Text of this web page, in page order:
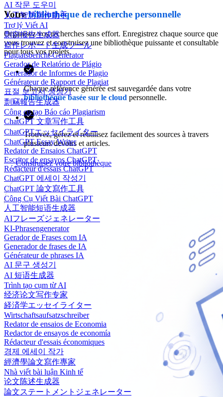
AI 작문 도우미
人工智慧寫作助手
Trợ lý Viết AI
剽窃报告生成器
盗作レポート生成ツール
Plagiatsbericht-Generator
Gerador de Relatório de Plágio
Generador de Informes de Plagio
Générateur de Rapport de Plagiat
표절 보고서 생성기
剽竊報告生成器
Công cụ tạo Báo cáo Plagiarism
ChatGPT 文章写作工具
ChatGPTエッセイライター
ChatGPT Essay Writer
Redator de Ensaios ChatGPT
Escritor de ensayos ChatGPT
Rédacteur d'essais ChatGPT
ChatGPT 에세이 작성기
ChatGPT 論文寫作工具
Công Cụ Viết Bài ChatGPT
人工智能短语生成器
AIフレーズジェネレーター
KI-Phrasengenerator
Gerador de Frases com IA
Generador de frases de IA
Générateur de phrases IA
AI 문구 생성기
AI 短语生成器
Trình tạo cụm từ AI
经济论文写作专家
経済学エッセイライター
Wirtschaftsaufsatzschreiber
Redator de ensaios de Economia
Redactor de ensayos de economía
Rédacteur d'essais économiques
경제 에세이 작가
經濟學論文寫作專家
Nhà viết bài luận Kinh tế
论文陈述生成器
論文ステートメントジェネレーター
Votrebibliothèque de recherche personnelle
Organisez vos recherches sans effort. Enregistrez chaque source que
vous trouvez et construisez une bibliothèque puissante et consultable
pour tous vos projets.
Chaque référence générée est sauvegardée dans votre
bibliothèque basée sur le cloud personnelle.
Trouvez, gérez et réutilisez facilement des sources à travers
plusieurs devoirs et articles.
Construisez votre bibliothèque